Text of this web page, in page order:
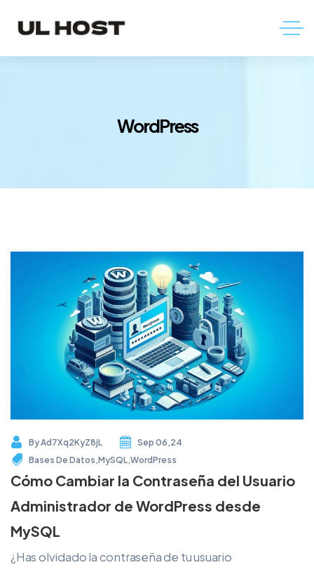
WordPress
ByAd7Xq2KyZ8jL
Sep 06,24
Bases De Datos ,MySQL,WordPress
Cómo Cambiar la Contraseña del Usuario
Administrador de WordPress desde
MySQL
¿Has olvidado la contraseña de tu usuario